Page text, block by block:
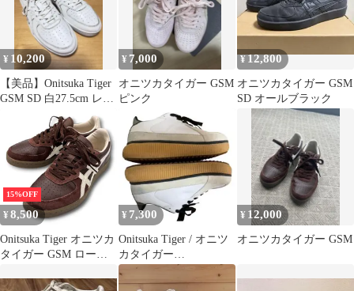
¥ 10,200
【美品】Onitsuka Tiger
GSM SD 白27.5cm レザ
¥ 7,000
オニツカタイガー GSM
ピンク
¥12,800
オニツカタイガー GSM
SD オールブラック
15%OFF
¥ 8,500
Onitsuka Tiger オニツカ
タイガー GSM ローカ
ド シューズ F580725 茶
¥ 7,300
Onitsuka Tiger / オニツ
カタイガー
DELECITY 25.0㎝
¥ 12,000
オニツカタイガー GSM